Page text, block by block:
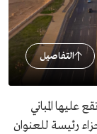
التفاصيل
المباني
رئيسة للعنوان